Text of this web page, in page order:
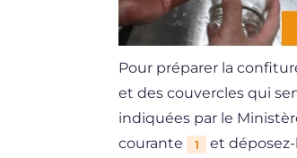
Pour préparer la
et des couvercles qui
indiquées par le
courante
1
et